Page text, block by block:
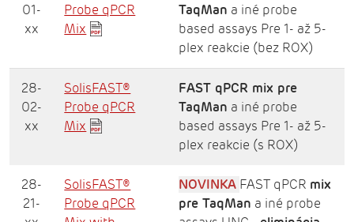
01-
xx
Probe qPCR
Mix
TaqMan a iné probe
based assays Pre 1- až 5-
plex reakcie (bez ROX)
28-
02-
xx
SolisFAST®
Probe qPCR
Mix
FAST qPCR mix pre
TaqMan a iné probe
based assays Pre 1- až 5-
plex reakcie (s ROX)
28-
21-
SolisFAST®
Probe qPCR
NOVINKA FAST qPCR mix
pre TaqMan a iné probe